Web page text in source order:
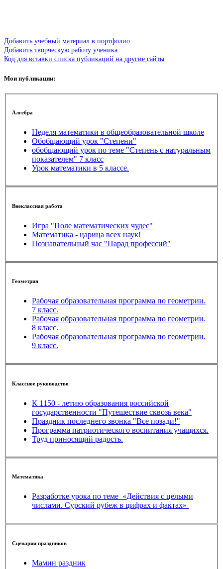
Добавить учебный материал в портфолио
Добавить творческую работу ученика
Код для вставки списка публикаций на другие сайты
Мои публикации:
Алгебра
Неделя математики в общеобразовательной школе
Обобщающий урок "Степени"
обобщающий урок по теме "Степень с натуральным
показателем" 7 класс
Урок математики в 5 классе.
Внеклассная работа
Игра "Поле математических чудес"
Математика - царица всех наук!
Познавательный час "Парад профессий"
Геометрия
Рабочая образовательная программа по геометрии.
7 класс.
Рабочая образовательная программа по геометрии.
8 класс.
Рабочая образовательная программа по геометрии.
9 класс.
Классное руководство
К 1150 - летию образования российской
государственности "Путешествие сквозь века"
Праздник последнего звонка "Все позади!"
Программа патриотического воспитания учащихся.
Труд приносящий радость.
Математика
Разработке урока по теме «Действия с целыми
числами. Сурский рубеж в цифрах и фактах»
Сценарии праздников
Мамин раздник